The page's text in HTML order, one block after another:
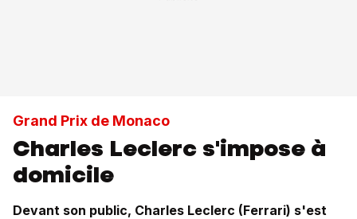
Grand Prix de Monaco
Charles Leclerc s'impose à
domicile
Devant son public, Charles Leclerc (Ferrari) s'est